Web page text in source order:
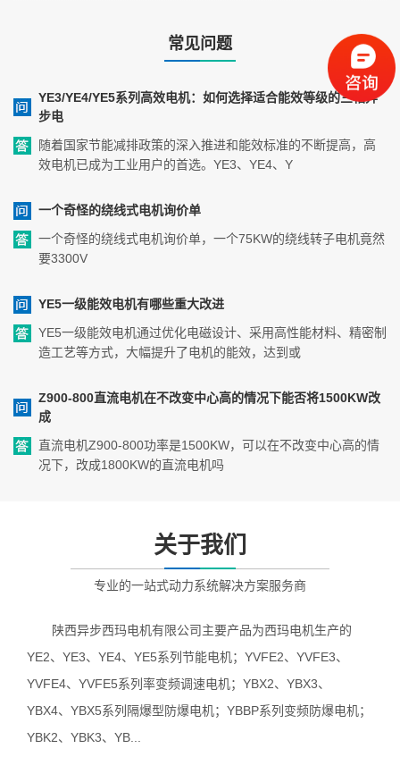
常见问题
YE3/YE4/YE5系列高效电机：如何选择适合能效等级的三相异
步电
随着国家节能减排政策的深入推进和能效标准的不断提高，高
效电机已成为工业用户的首选。YE3、YE4、Y
一个奇怪的绕线式电机询价单
一个奇怪的绕线式电机询价单，一个75KW的绕线转子电机竟然
要3300V
YE5一级能效电机有哪些重大改进
YE5一级能效电机通过优化电磁设计、采用高性能材料、精密制
造工艺等方式，大幅提升了电机的能效，达到或
Z900-800直流电机在不改变中心高的情况下能否将1500KW改
成
直流电机Z900-800功率是1500KW，可以在不改变中心高的情
况下，改成1800KW的直流电机吗
关于我们
专业的一站式动力系统解决方案服务商
陕西异步西玛电机有限公司主要产品为西玛电机生产的
YE2、YE3、YE4、YE5系列节能电机；YVFE2、YVFE3、
YVFE4、YVFE5系列率变频调速电机；YBX2、YBX3、
YBX4、YBX5系列隔爆型防爆电机；YBBP系列变频防爆电机；
YBK2、YBK3、YB...